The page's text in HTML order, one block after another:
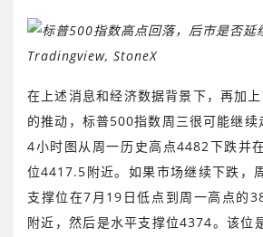
Tradingview, StoneX
在上述消息和经济数据背景下，再加
的推动，标普500指数周三很可能继
4小时图从周一历史高点4482下跌并
位4417.5附近。如果市场继续下跌，
支撑位在7月19日低点到周一高点的
附近，然后是水平支撑位4374。该位